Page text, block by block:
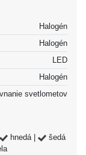
Halogén
Halogén
LED
Halogén
svetlometov
hnedá |
šedá